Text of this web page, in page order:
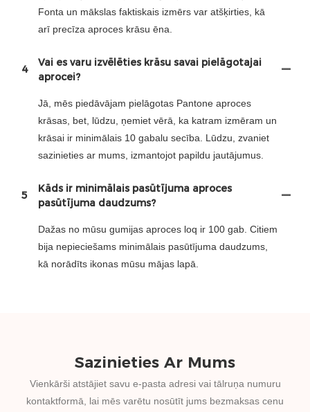
Fonta un mākslas faktiskais izmērs var atšķirties, kā
arī precīza aproces krāsu ēna.
4
Vai es varu izvēlēties krāsu savai pielāgotajai
aprocei?
Jā, mēs piedāvājam pielāgotas Pantone aproces
krāsas, bet, lūdzu, ņemiet vērā, ka katram izmēram un
krāsai ir minimālais 10 gabalu secība. Lūdzu, zvaniet
sazinieties ar mums, izmantojot papildu jautājumus.
5
Kāds ir minimālais pasūtījuma aproces
pasūtījuma daudzums?
Dažas no mūsu gumijas aproces loq ir 100 gab. Citiem
bija nepieciešams minimālais pasūtījuma daudzums,
kā norādīts ikonas mūsu mājas lapā.
Sazinieties Ar Mums
Vienkārši atstājiet savu e-pasta adresi vai tālruņa numuru
kontaktformā, lai mēs varētu nosūtīt jums bezmaksas cenu